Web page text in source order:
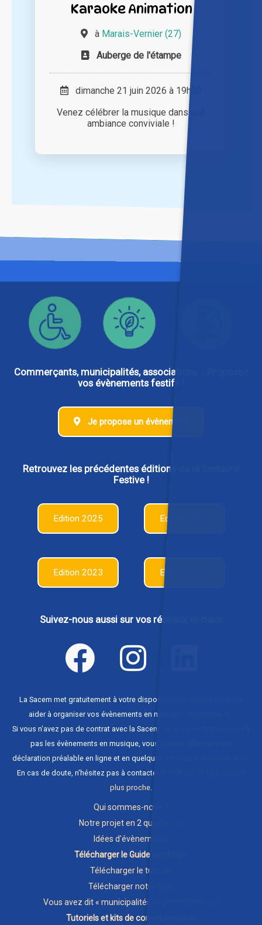
Karaoke Animation
à Marais-Vernier (27)
Auberge de l'étampe
dimanche 21 juin 2026 à 19h30
Venez célébrer la musique dans une
ambiance conviviale !
Commerçants, municipalités, associations... Proposez
vos évènements festifs !
Je propose un évènement
Retrouvez les précédentes éditions de la Semaine
Festive !
Edition 2025 Edition 2024
Edition 2023 Edition 2022
Suivez-nous aussi sur vos réseaux sociaux
La Sacem met gratuitement à votre disposition un guide pour vous
aider à organiser vos évènements en musique,
Si vous n'avez pas de contrat avec la Sacem, ou si ce contrat ne couvre
pas les évènements en musique, vous pouvez effectuer une
déclaration préalable en ligne et en quelques clics sur
En cas de doute, n'hésitez pas à contacter
plus proche.
Qui sommes-nous ?
Notre projet en 2 questions !
Idées d'évènements
Télécharger le Guide des Fêtes
Télécharger le tutoriel
Télécharger notre flyer
Vous avez dit « municipalités et collectivités » ?
Tutoriels et kits de communication